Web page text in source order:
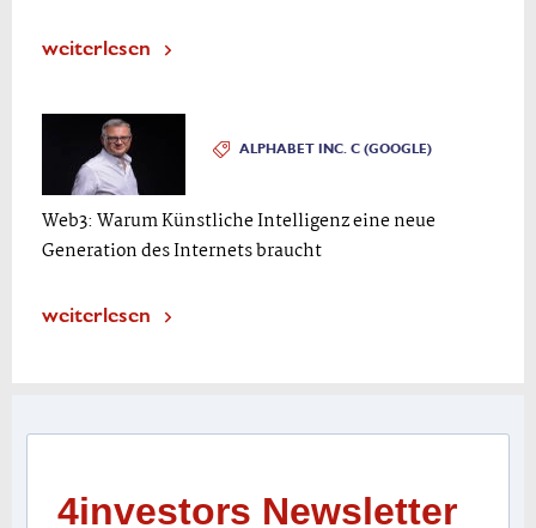
weiterlesen
ALPHABET INC. C (GOOGLE)
Web3: Warum Künstliche Intelligenz eine neue
Generation des Internets braucht
weiterlesen
4investors Newsletter